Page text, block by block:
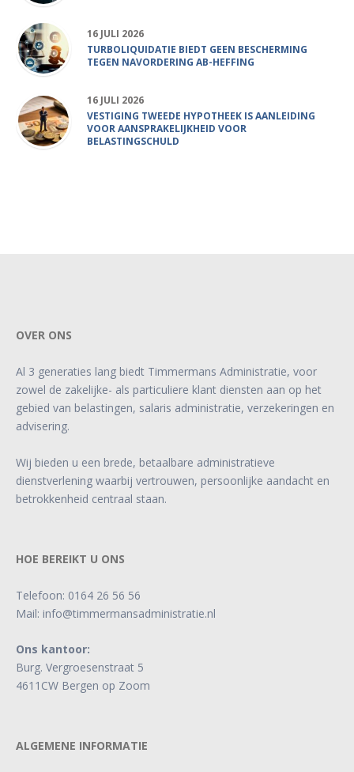
16 JULI 2026
TURBOLIQUIDATIE BIEDT GEEN BESCHERMING
TEGEN NAVORDERING AB-HEFFING
16 JULI 2026
VESTIGING TWEEDE HYPOTHEEK IS AANLEIDING
VOOR AANSPRAKELIJKHEID VOOR
BELASTINGSCHULD
OVER ONS
Al 3 generaties lang biedt Timmermans Administratie, voor
zowel de zakelijke- als particuliere klant diensten aan op het
gebied van belastingen, salaris administratie, verzekeringen en
advisering.
Wij bieden u een brede, betaalbare administratieve
dienstverlening waarbij vertrouwen, persoonlijke aandacht en
betrokkenheid centraal staan.
HOE BEREIKT U ONS
Telefoon: 0164 26 56 56
Mail: info@timmermansadministratie.nl
Ons kantoor:
Burg. Vergroesenstraat 5
4611CW Bergen op Zoom
ALGEMENE INFORMATIE